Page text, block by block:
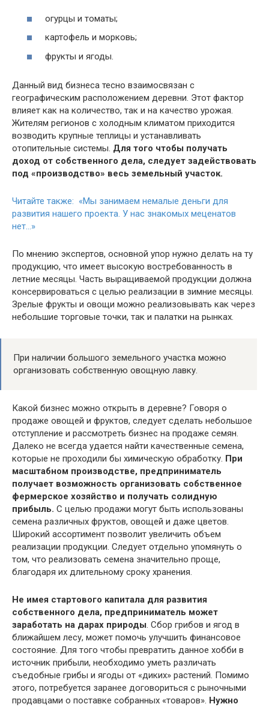
огурцы и томаты;
картофель и морковь;
фрукты и ягоды.
Данный вид бизнеса тесно взаимосвязан с
географическим расположением деревни. Этот фактор
влияет как на количество, так и на качество урожая.
Жителям регионов с холодным климатом приходится
возводить крупные теплицы и устанавливать
отопительные системы. Для того чтобы получать
доход от собственного дела, следует задействовать
под «производство» весь земельный участок.
Читайте также: «Мы занимаем немалые деньги для
развития нашего проекта. У нас знакомых меценатов
нет…»
По мнению экспертов, основной упор нужно делать на ту
продукцию, что имеет высокую востребованность в
летние месяцы. Часть выращиваемой продукции должна
консервироваться с целью реализации в зимние месяцы.
Зрелые фрукты и овощи можно реализовывать как через
небольшие торговые точки, так и палатки на рынках.
При наличии большого земельного участка можно
организовать собственную овощную лавку.
Какой бизнес можно открыть в деревне? Говоря о
продаже овощей и фруктов, следует сделать небольшое
отступление и рассмотреть бизнес на продаже семян.
Далеко не всегда удается найти качественные семена,
которые не проходили бы химическую обработку. При
масштабном производстве, предприниматель
получает возможность организовать собственное
фермерское хозяйство и получать солидную
прибыль. С целью продажи могут быть использованы
семена различных фруктов, овощей и даже цветов.
Широкий ассортимент позволит увеличить объем
реализации продукции. Следует отдельно упомянуть о
том, что реализовать семена значительно проще,
благодаря их длительному сроку хранения.
Не имея стартового капитала для развития
собственного дела, предприниматель может
заработать на дарах природы. Сбор грибов и ягод в
ближайшем лесу, может помочь улучшить финансовое
состояние. Для того чтобы превратить данное хобби в
источник прибыли, необходимо уметь различать
съедобные грибы и ягоды от «диких» растений. Помимо
этого, потребуется заранее договориться с рыночными
продавцами о поставке собранных «товаров». Нужно